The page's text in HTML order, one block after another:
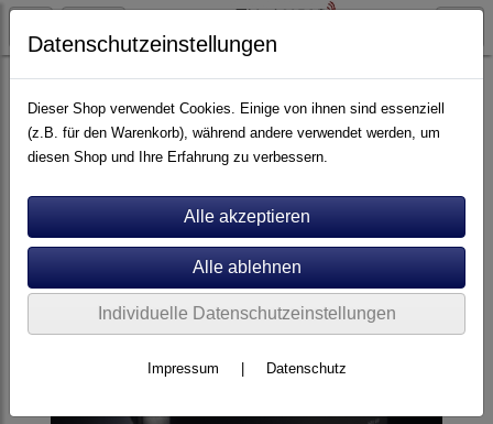
Plattenspieler Goldnote
Datenschutzeinstellungen
Dieser Shop verwendet Cookies. Einige von ihnen sind essenziell
(z.B. für den Warenkorb), während andere verwendet werden, um
diesen Shop und Ihre Erfahrung zu verbessern.
Individuelle Datenschutzeinstellungen
Impressum Datenschutz